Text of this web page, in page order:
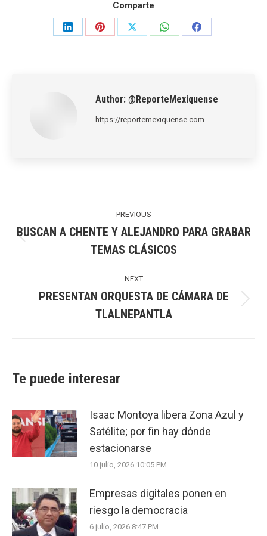
Comparte
Share
Share
Share
Share
Share
Author: @ReporteMexiquense
https://reportemexiquense.com
PREVIOUS
Previous
post:
BUSCAN A CHENTE Y ALEJANDRO PARA GRABAR
TEMAS CLÁSICOS
NEXT
post:
PRESENTAN ORQUESTA DE CÁMARA DE
TLALNEPANTLA
Te puede interesar
Isaac Montoya libera Zona Azul y
Satélite; por fin hay dónde
estacionarse
10 julio, 2026 10:05 PM
Empresas digitales ponen en
riesgo la democracia
6 julio, 2026 8:47 PM